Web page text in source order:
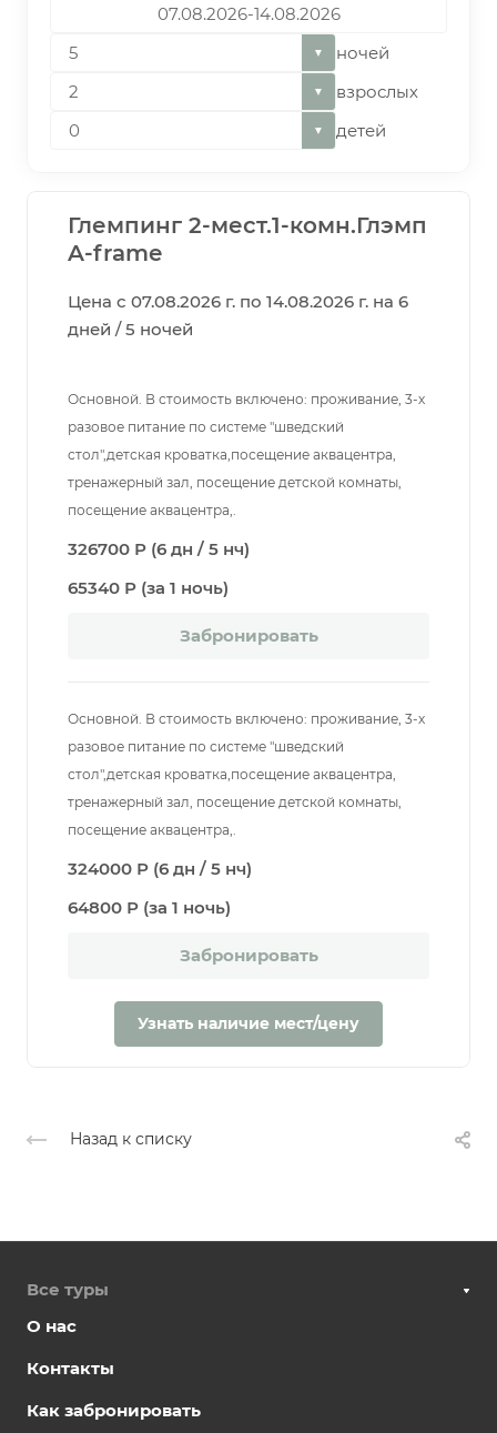
▼ ночей
▼ взрослых
▼ детей
Глемпинг 2-мест.1-комн.Глэмп
A-frame
Цена с 07.08.2026 г. по 14.08.2026 г. на 6
дней / 5 ночей
Основной. В стоимость включено: проживание, 3-х
разовое питание по системе "шведский
стол",детская кроватка,посещение аквацентра,
тренажерный зал, посещение детской комнаты,
посещение аквацентра,.
326700 Р (6 дн / 5 нч)
65340 Р (за 1 ночь)
Забронировать
Основной. В стоимость включено: проживание, 3-х
разовое питание по системе "шведский
стол",детская кроватка,посещение аквацентра,
тренажерный зал, посещение детской комнаты,
посещение аквацентра,.
324000 Р (6 дн / 5 нч)
64800 Р (за 1 ночь)
Забронировать
Узнать наличие мест/цену
Назад к списку
Все туры
О нас
Контакты
Как забронировать